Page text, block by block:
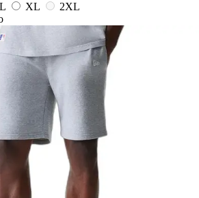
L XL
2XL